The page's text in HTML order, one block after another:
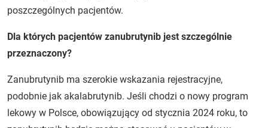
poszczególnych pacjentów.
Dla których pacjentów zanubrutynib jest szczególnie
przeznaczony?
Zanubrutynib ma szerokie wskazania rejestracyjne,
podobnie jak akalabrutynib. Jeśli chodzi o nowy program
lekowy w Polsce, obowiązujący od stycznia 2024 roku, to